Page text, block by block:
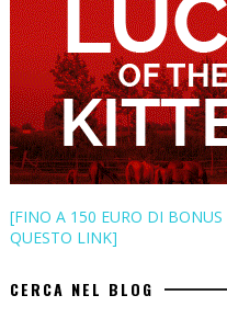
[FINO A 150 EURO DI BONUS
QUESTO LINK]
CERCA NEL BLOG